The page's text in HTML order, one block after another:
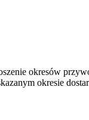
okresów
okresie